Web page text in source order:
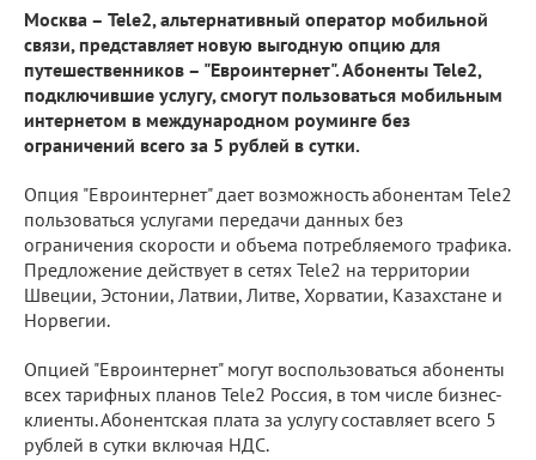
Москва – Tele2, альтернативный оператор мобильной
связи, представляет новую выгодную опцию для
путешественников – "Евроинтернет". Абоненты Tele2,
подключившие услугу, смогут пользоваться мобильным
интернетом в международном роуминге без
ограничений всего за 5 рублей в сутки.
Опция "Евроинтернет" дает возможность абонентам Tele2
пользоваться услугами передачи данных без
ограничения скорости и объема потребляемого трафика.
Предложение действует в сетях Tele2 на территории
Швеции, Эстонии, Латвии, Литве, Хорватии, Казахстане и
Норвегии.
Опцией "Евроинтернет" могут воспользоваться абоненты
всех тарифных планов Tele2 Россия, в том числе бизнес-
клиенты. Абонентская плата за услугу составляет всего 5
рублей в сутки включая НДС.